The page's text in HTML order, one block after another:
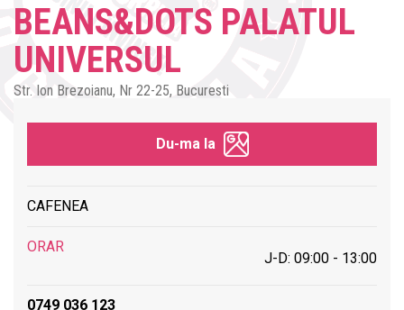
BEANS&DOTS PALATUL
UNIVERSUL
Str. Ion Brezoianu, Nr 22-25, Bucuresti
Du-ma la
CAFENEA
ORAR
J-D: 09:00 - 13:00
0749 036 123